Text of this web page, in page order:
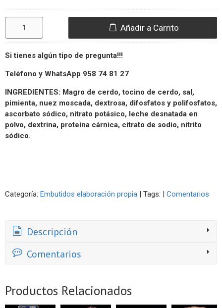
Añadir a Carrito
Si tienes algún tipo de pregunta!!!
Teléfono y WhatsApp 958 74 81 27
INGREDIENTES: Magro de cerdo, tocino de cerdo, sal,
pimienta, nuez moscada, dextrosa, difosfatos y polifosfatos,
ascorbato sódico, nitrato potásico, leche desnatada en
polvo, dextrina, proteína cárnica, citrato de sodio, nitrito
sódico.
Categoría: Embutidos elaboración propia | Tags: | Comentarios
Descripción
Comentarios
Productos Relacionados